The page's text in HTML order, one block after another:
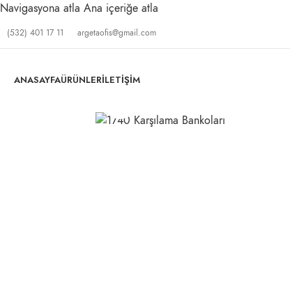
Navigasyona atla Ana içeriğe atla
(532) 401 17 11 argetaofis@gmail.com
ANASAYFAÜRÜNLERİLETIŞIM